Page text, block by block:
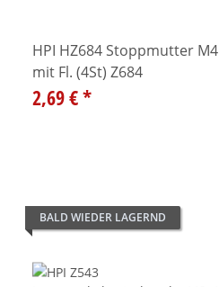
HPI HZ684 Stoppmutter M4
mit Fl. (4St) Z684
2,69 €*
BALD WIEDER LAGERND